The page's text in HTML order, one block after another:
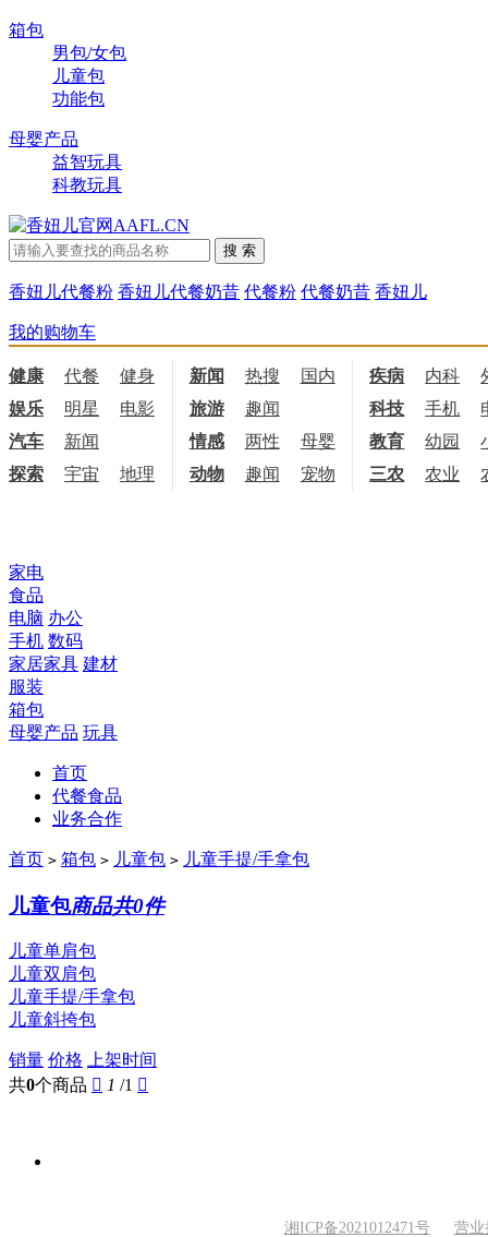
箱包
男包/女包
儿童包
功能包
母婴产品
益智玩具
科教玩具
香妞儿代餐粉 香妞儿代餐奶昔 代餐粉 代餐奶昔 香妞儿
我的购物车
健康 代餐 健身 饮食
新闻 热搜 国内 国际
疾病 内科
娱乐
明星 电影 电视
旅游 趣闻 科技 手机
汽车
新闻 情感 两性 母婴 职场
教育 幼园
探索
宇宙 地理 天文
动物 趣闻 宠物 三农 农业
家电
食品
电脑 办公
手机 数码
家居家具 建材
服装
箱包
母婴产品 玩具
首页
代餐食品
业务合作
首页 > 箱包 > 儿童包 > 儿童手提/手拿包
儿童包商品共0件
儿童单肩包
儿童双肩包
儿童手提/手拿包
儿童斜挎包
销量 价格 上架时间
共0个商品  1 /1 
湘ICP备2021012471号 营业